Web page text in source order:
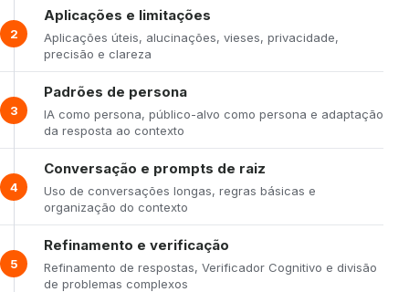
2
Aplicações e limitações
Aplicações úteis, alucinações, vieses, privacidade,
precisão e clareza
3
Padrões de persona
IA como persona, público-alvo como persona e adaptação
da resposta ao contexto
4
Conversação e prompts de raiz
Uso de conversações longas, regras básicas e
organização do contexto
5
Refinamento e verificação
Refinamento de respostas, Verificador Cognitivo e divisão
de problemas complexos